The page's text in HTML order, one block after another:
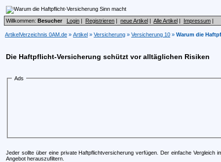
Willkommen: Besucher Login | Registrieren | neue Artikel | Alle Artikel | Impressum |
ArtikelVerzeichnis 0AM.de » Artikel » Versicherung » Versicherung 10 » Warum die
Die Haftpflicht-Versicherung schützt vor alltäglichen Risiken
Ads
Jeder sollte über eine private Haftpflichtversicherung verfügen. Der einfache Vergleich
Angebot herauszufiltern.